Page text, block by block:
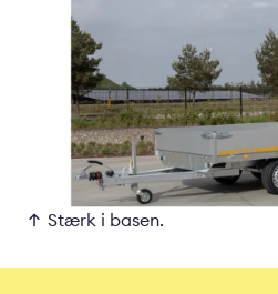
Stærk i basen.